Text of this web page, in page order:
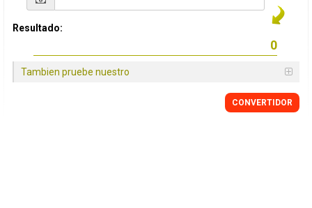
Resultado:
Tambien pruebe nuestro
CONVERTIDOR